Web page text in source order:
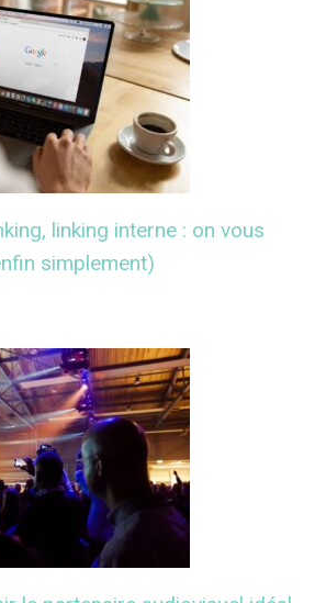
linking interne : on vous
simplement)